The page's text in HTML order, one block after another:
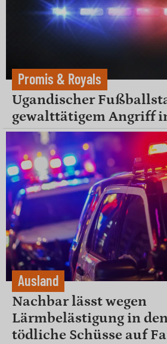
Promis & Royals
Ugandischer
gewalttätigem Angriff
Ausland
Nachbar lässt wegen
Lärmbelästigung in
tödliche Schüsse auf